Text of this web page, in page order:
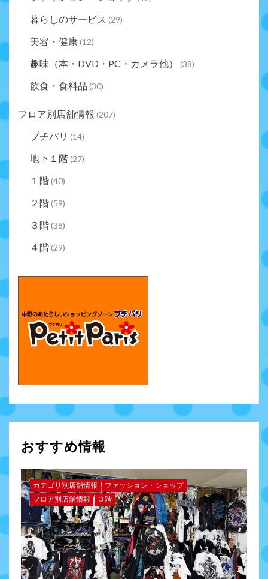
暮らしのサービス (29)
美容・健康(12)
趣味（本・DVD・PC・カメラ他） (38)
飲食・食料品 (30)
フロア別店舗情報 (207)
プチパリ (14)
地下１階(27)
１階(40)
２階(59)
３階(38)
４階(29)
おすすめ情報
カテゴリ別店舗情報
ファッション・ショップ
フロア別店舗情報
３階